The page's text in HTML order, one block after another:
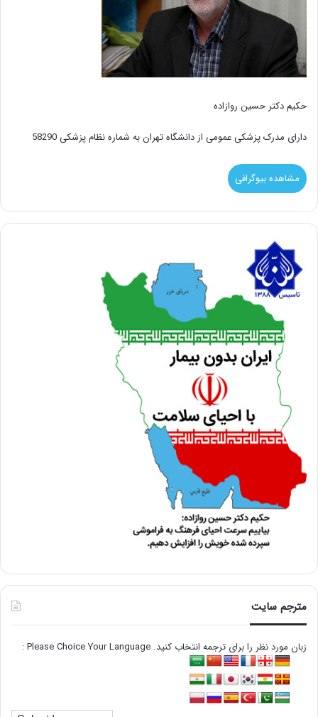
حکیم دکتر حسین روازاده
دارای مدرک پزشکی عمومی از دانشگاه تهران به شماره نظام پزشکی 58290
مشاهده بیوگرافی
مترجم سایت
زبان مورد نظر را برای ترجمه انتخاب کنید. Please Choice Your Language :